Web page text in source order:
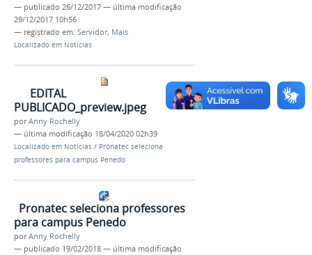
— publicado 26/12/2017 — última modificação
29/12/2017 10h56
— registrado em: Servidor, Mais
Localizado em Notícias
EDITAL
PUBLICADO_preview.jpeg
porAnny Rochelly
— última modificação 18/04/2020 02h39
Localizado em Notícias / Pronatec seleciona
professores para campus Penedo
Pronatec seleciona professores
para campus Penedo
porAnny Rochelly
— publicado 19/02/2018 — última modificação